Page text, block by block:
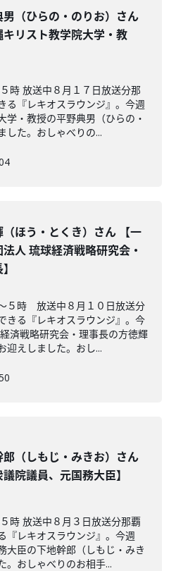
男（ひらの・のりお）さん
キリスト教学院大学・教
時 放送中８月１７日放送分那
る『レキオスラウンジ』。今週
学・教授の平野典男（ひらの・
した。おしゃべりの...
（ほう・とくき）さん 【一
人 琉球経済戦略研究会・
５時 放送中８月１０日放送分
きる『レキオスラウンジ』。今
済戦略研究会・理事長の方徳輝
迎えしました。おし...
郎（しもじ・みきお）さん
議院議員、元国務大臣】
時 放送中８月３日放送分那覇
『レキオスラウンジ』。今週
大臣の下地幹郎（しもじ・みき
。おしゃべりのお相手...